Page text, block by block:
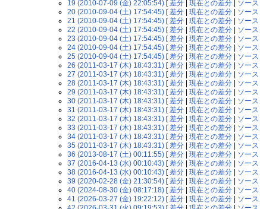
19 (2010-07-09 (金) 22:05:54)[差分| 現在との差分| ソース
20 (2010-09-04 (土) 17:54:45)[差分| 現在との差分| ソース
21 (2010-09-04 (土) 17:54:45)[差分| 現在との差分| ソース
22 (2010-09-04 (土) 17:54:45)[差分| 現在との差分| ソース
23 (2010-09-04 (土) 17:54:45)[差分| 現在との差分| ソース
24 (2010-09-04 (土) 17:54:45)[差分| 現在との差分| ソース
25 (2010-09-04 (土) 17:54:45)[差分| 現在との差分| ソース
26 (2011-03-17 (木) 18:43:31)[差分| 現在との差分| ソース
27 (2011-03-17 (木) 18:43:31)[差分| 現在との差分| ソース
28 (2011-03-17 (木) 18:43:31)[差分| 現在との差分| ソース
29 (2011-03-17 (木) 18:43:31)[差分| 現在との差分| ソース
30 (2011-03-17 (木) 18:43:31)[差分| 現在との差分| ソース
31 (2011-03-17 (木) 18:43:31)[差分| 現在との差分| ソース
32 (2011-03-17 (木) 18:43:31)[差分| 現在との差分| ソース
33 (2011-03-17 (木) 18:43:31)[差分| 現在との差分| ソース
34 (2011-03-17 (木) 18:43:31)[差分| 現在との差分| ソース
35 (2011-03-17 (木) 18:43:31)[差分| 現在との差分| ソース
36 (2013-08-17 (土) 00:11:55)[差分| 現在との差分| ソース
37 (2016-04-13 (水) 00:10:43)[差分| 現在との差分| ソース
38 (2016-04-13 (水) 00:10:43)[差分| 現在との差分| ソース
39 (2020-02-28 (金) 21:30:54)[差分| 現在との差分| ソース
40 (2024-08-30 (金) 08:17:18)[差分| 現在との差分| ソース
41 (2026-03-27 (金) 19:22:12)[差分| 現在との差分| ソース